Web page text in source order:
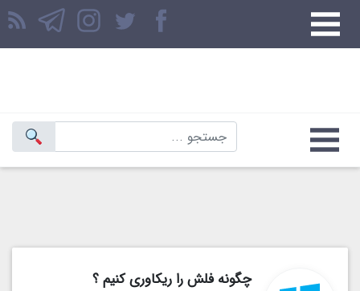
چگونه فلش را ریکاوری کنیم ؟